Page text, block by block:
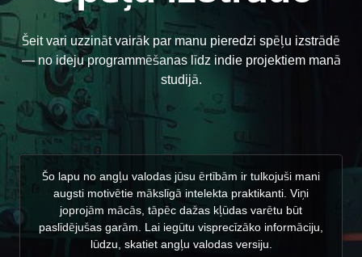
Šeit vari uzzināt vairāk par manu pieredzi spēļu izstrādē
— no ideju programmēšanas līdz indie projektiem manā
studijā.
Šo lapu no angļu valodas jūsu ērtībām ir tulkojuši mani
augsti motivētie mākslīgā intelekta praktikanti. Viņi
joprojām mācās, tāpēc dažas kļūdas varētu būt
paslīdējušas garām. Lai iegūtu visprecīzāko informāciju,
lūdzu, skatiet angļu valodas versiju.